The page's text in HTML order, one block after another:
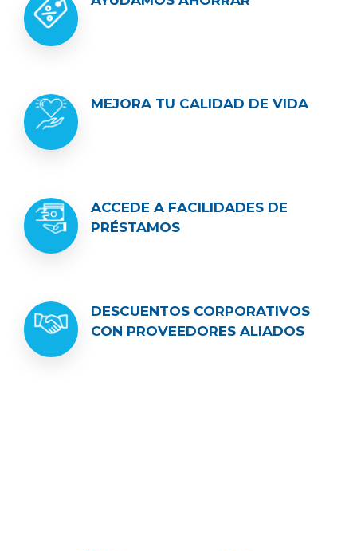
MEJORA TU CALIDAD DE VIDA
ACCEDE A FACILIDADES DE
PRÉSTAMOS
DESCUENTOS CORPORATIVOS
CON PROVEEDORES ALIADOS